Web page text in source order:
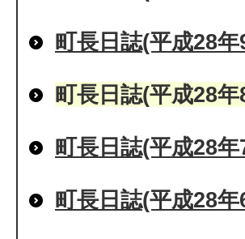
町長日誌(平成28年
町長日誌(平成28年
町長日誌(平成28年
町長日誌(平成28年